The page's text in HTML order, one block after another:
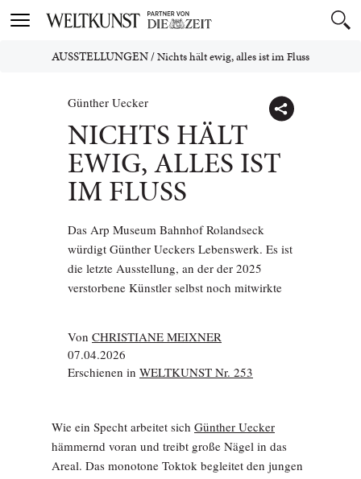
Toggle
AUSSTELLUNGEN/Nichts hält ewig, alles ist im Fluss
Günther Uecker
NICHTS HÄLT
EWIG, ALLES IST
IM FLUSS
Das Arp Museum Bahnhof Rolandseck
würdigt Günther Ueckers Lebenswerk. Es ist
die letzte Ausstellung, an der der 2025
verstorbene Künstler selbst noch mitwirkte
Von CHRISTIANE MEIXNER
07.04.2026
Erschienen in WELTKUNST Nr. 253
Wie ein Specht arbeitet sich Günther Uecker
hämmernd voran und treibt große Nägel in das
Areal. Das monotone Toktok begleitet den jungen